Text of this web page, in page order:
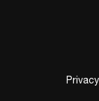
Privacy